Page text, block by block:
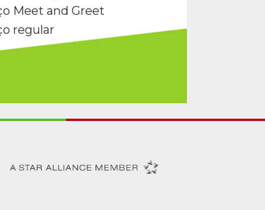
Meet and Greet
regular